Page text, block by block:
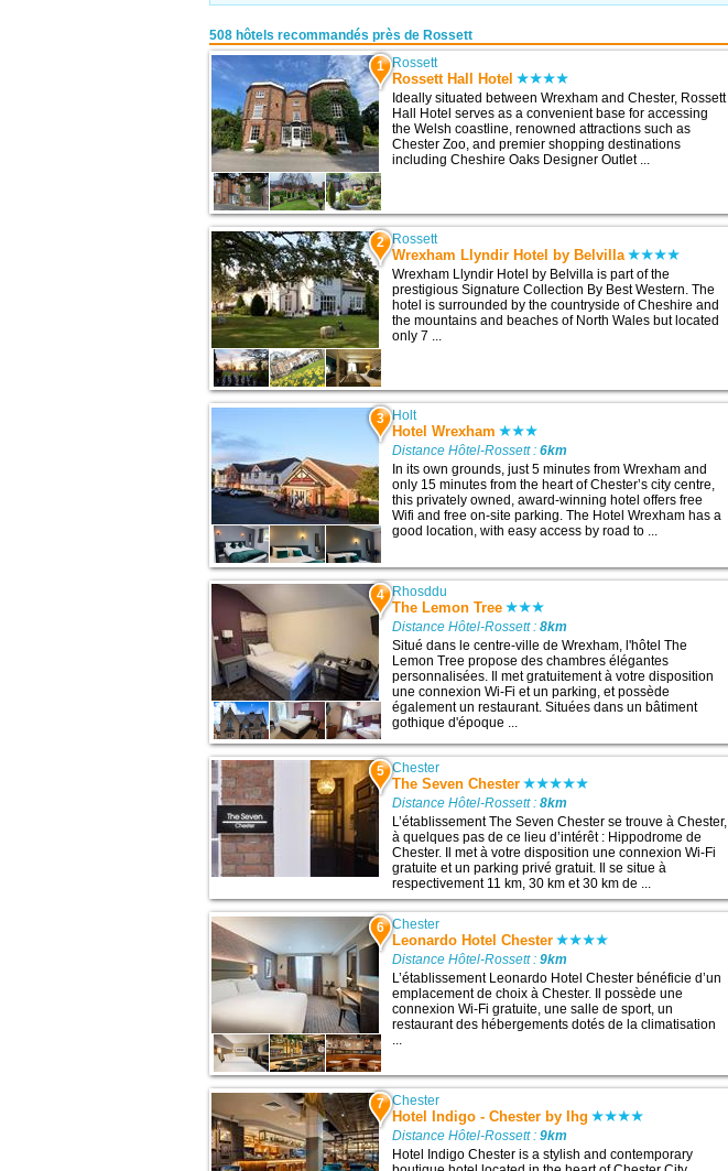
508 hôtels recommandés près de Rossett
1 Rossett
Rossett Hall Hotel
Ideally situated between Wrexham and Chester, Rossett
Hall Hotel serves as a convenient base for accessing
the Welsh coastline, renowned attractions such as
Chester Zoo, and premier shopping destinations
including Cheshire Oaks Designer Outlet ...
2 Rossett
Wrexham Llyndir Hotel by Belvilla
Wrexham Llyndir Hotel by Belvilla is part of the
prestigious Signature Collection By Best Western. The
hotel is surrounded by the countryside of Cheshire and
the mountains and beaches of North Wales but located
only 7 ...
3 Holt
Hotel Wrexham
Distance Hôtel-Rossett :6km
In its own grounds, just 5 minutes from Wrexham and
only 15 minutes from the heart of Chester’s city centre,
this privately owned, award-winning hotel offers free
Wifi and free on-site parking. The Hotel Wrexham has a
good location, with easy access by road to ...
4 Rhosddu
The Lemon Tree
Distance Hôtel-Rossett :8km
Situé dans le centre-ville de Wrexham, l'hôtel The
Lemon Tree propose des chambres élégantes
personnalisées. Il met gratuitement à votre disposition
une connexion Wi-Fi et un parking, et possède
également un restaurant. Situées dans un bâtiment
gothique d'époque ...
5 Chester
The Seven Chester
Distance Hôtel-Rossett :8km
L’établissement The Seven Chester se trouve à Chester,
à quelques pas de ce lieu d’intérêt : Hippodrome de
Chester. Il met à votre disposition une connexion Wi-Fi
gratuite et un parking privé gratuit. Il se situe à
respectivement 11 km, 30 km et 30 km de ...
6 Chester
Leonardo Hotel Chester
Distance Hôtel-Rossett :9km
L’établissement Leonardo Hotel Chester bénéficie d’un
emplacement de choix à Chester. Il possède une
connexion Wi-Fi gratuite, une salle de sport, un
restaurant des hébergements dotés de la climatisation
7 Chester
Hotel Indigo - Chester by Ihg
Distance Hôtel-Rossett :9km
Hotel Indigo Chester is a stylish and contemporary